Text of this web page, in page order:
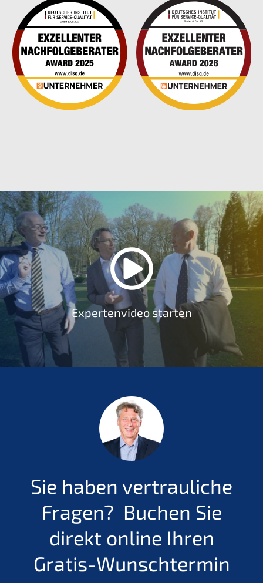
Expertenvideo starten
Sie haben vertrauliche
Fragen? Buchen Sie
direkt online Ihren
Gratis-Wunschtermin